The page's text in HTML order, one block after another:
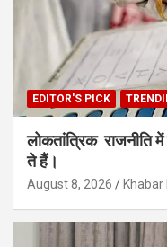
EDITOR'S PICK
लोकतांत्रिक राजनीति
ते हैं।
August 8, 2026